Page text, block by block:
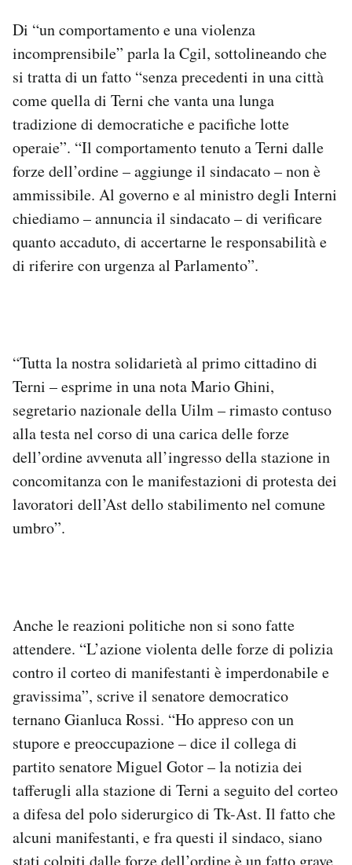
Di “un comportamento e una violenza
incomprensibile” parla la Cgil, sottolineando che
si tratta di un fatto “senza precedenti in una città
come quella di Terni che vanta una lunga
tradizione di democratiche e pacifiche lotte
operaie”. “Il comportamento tenuto a Terni dalle
forze dell’ordine – aggiunge il sindacato – non è
ammissibile. Al governo e al ministro degli Interni
chiediamo – annuncia il sindacato – di verificare
quanto accaduto, di accertarne le responsabilità e
di riferire con urgenza al Parlamento”.
“Tutta la nostra solidarietà al primo cittadino di
Terni – esprime in una nota Mario Ghini,
segretario nazionale della Uilm – rimasto contuso
alla testa nel corso di una carica delle forze
dell’ordine avvenuta all’ingresso della stazione in
concomitanza con le manifestazioni di protesta dei
lavoratori dell’Ast dello stabilimento nel comune
umbro”.
Anche le reazioni politiche non si sono fatte
attendere. “L’azione violenta delle forze di polizia
contro il corteo di manifestanti è imperdonabile e
gravissima”, scrive il senatore democratico
ternano Gianluca Rossi. “Ho appreso con un
stupore e preoccupazione – dice il collega di
partito senatore Miguel Gotor – la notizia dei
tafferugli alla stazione di Terni a seguito del corteo
a difesa del polo siderurgico di Tk-Ast. Il fatto che
alcuni manifestanti, e fra questi il sindaco, siano
stati colpiti dalle forze dell’ordine è un fatto grave